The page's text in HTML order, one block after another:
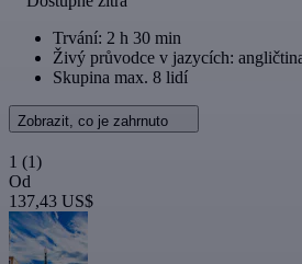
Trvání: 2 h 30 min
Živý průvodce v jazycích:
Skupina max. 8 lidí
Zobrazit, co je zahrnuto
1 (1)
Od
137,43 US$